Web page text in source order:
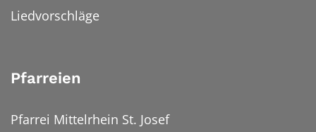
Liedvorschläge
Pfarreien
Pfarrei Mittelrhein St. Josef